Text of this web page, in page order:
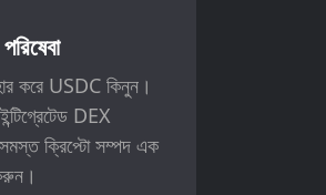
করে USDC কিনুন।
DEX
সমস্ত ক্রিপ্টো সম্পদ এক